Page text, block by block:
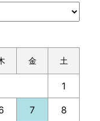
金 土
1
7 8